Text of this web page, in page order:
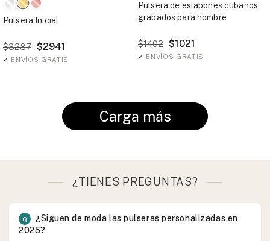
Pulsera Inicial
$3287 $2941
✓ ENVÍOS GRATIS
Pulsera de eslabones cubanos
grabados para hombre
$1402 $1021
✓ ENVÍOS GRATIS
Carga más
¿TIENES PREGUNTAS?
¿Siguen de moda las pulseras personalizadas en
2025?